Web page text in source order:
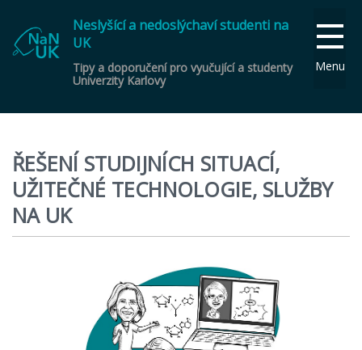
Neslyšící a nedoslýchaví studenti na
UK
Tipy a doporučení pro vyučující a studenty
Univerzity Karlovy
ŘEŠENÍ STUDIJNÍCH SITUACÍ,
UŽITEČNÉ TECHNOLOGIE, SLUŽBY
NA UK
Menu